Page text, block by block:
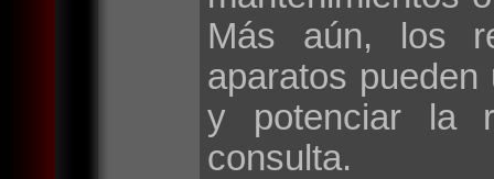
Más aún, los
aparatos
y potenciar la
consulta.